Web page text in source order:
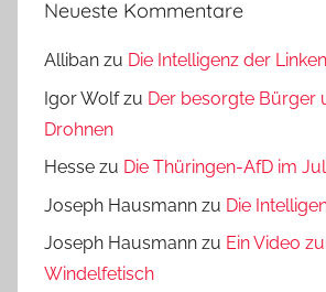
Neueste Kommentare
Alliban zu Die Intelligenz der Linken
Igor Wolfzu Der besorgte Bürger
Drohnen
Hesse zu Die Thüringen-AfD im
Joseph Hausmann zu Die
Joseph Hausmann zu Ein Video
Windelfetisch